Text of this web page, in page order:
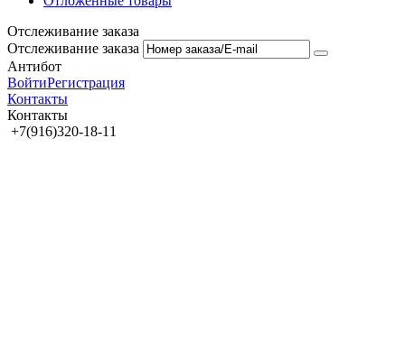
Отслеживание заказа
Отслеживание заказа
Антибот
ВойтиРегистрация
Контакты
Контакты
+7(916)320-18-11